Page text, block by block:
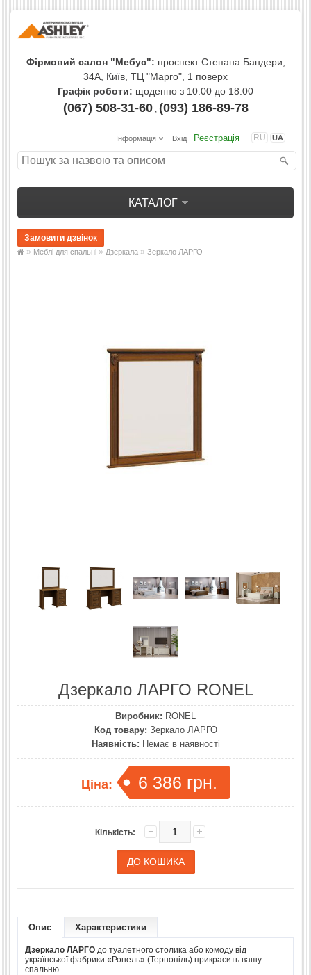
Фірмовий салон "Мебус": проспект Степана Бандери,
34А, Київ, ТЦ "Марго", 1 поверх
Графік роботи: щоденно з 10:00 до 18:00
(067) 508-31-60, (093) 186-89-78
RU UA
Інформація Вхід Реєстрація
КАТАЛОГ
» Меблі для спальні » Дзеркала » Зеркало ЛАРГО
Дзеркало ЛАРГО RONEL
Виробник: RONEL
Код товару: Зеркало ЛАРГО
Наявність: Немає в наявності
Ціна: 6 386 грн.
Кількість:
Опис Характеристики
Дзеркало ЛАРГО до туалетного столика або комоду від
української фабрики «Ронель» (Тернопіль) прикрасить вашу
спальню.